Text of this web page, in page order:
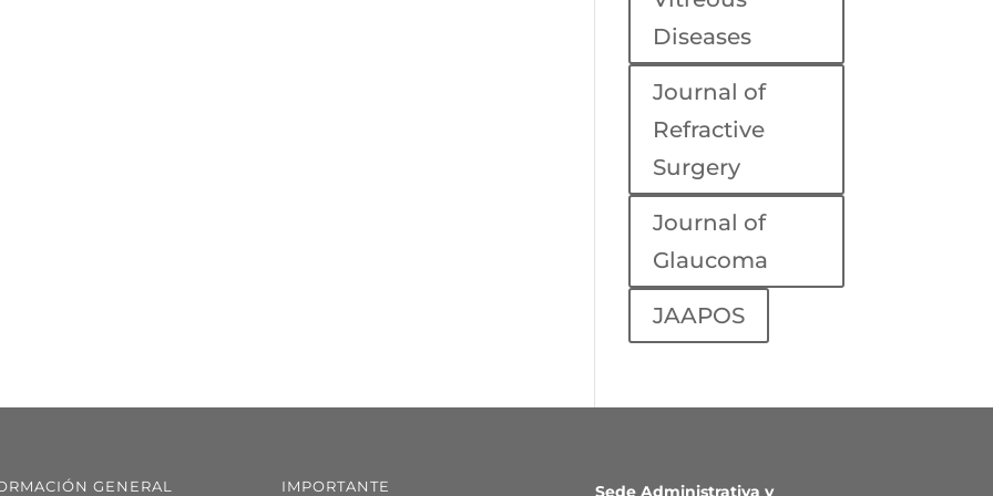
Diseases
Journal of
Refractive
Surgery
Journal of
Glaucoma
JAAPOS
GENERAL IMPORTANTE Sede Administrativa y